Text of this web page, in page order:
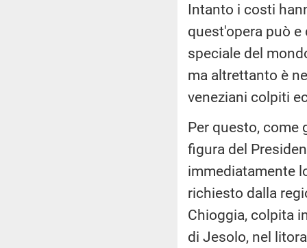
Intanto i costi
quest'opera può e
speciale del
ma altrettanto è
veneziani colpiti
Per questo, come
figura del
immediatamente
richiesto dalla
Chioggia, colpita
di Jesolo, nel